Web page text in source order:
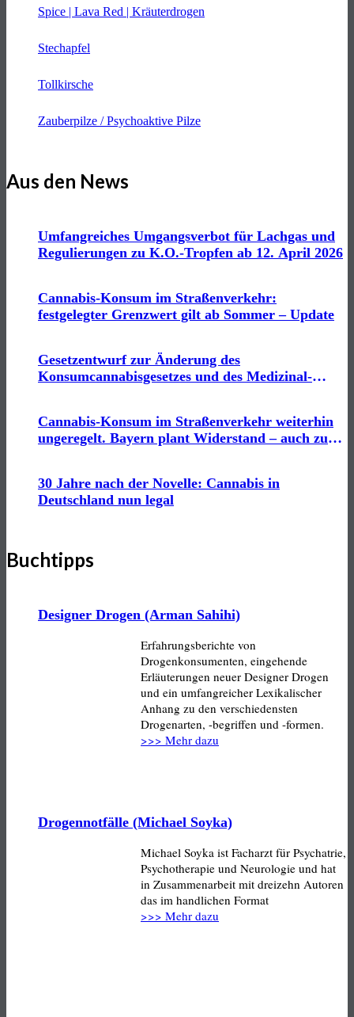
Spice | Lava Red | Kräuterdrogen
Stechapfel
Tollkirsche
Zauberpilze / Psychoaktive Pilze
Aus den News
Umfangreiches Umgangsverbot für Lachgas und
Regulierungen zu K.O.-Tropfen ab 12. April 2026
Cannabis-Konsum im Straßenverkehr:
festgelegter Grenzwert gilt ab Sommer – Update
Gesetzentwurf zur Änderung des
Konsumcannabisgesetzes und des Medizinal-
Cannabis-Konsum im Straßenverkehr weiterhin
ungeregelt. Bayern plant Widerstand – auch zum
30 Jahre nach der Novelle: Cannabis in
Deutschland nun legal
Buchtipps
Designer Drogen (Arman Sahihi)
Erfahrungsberichte von
Drogenkonsumenten, eingehende
Erläuterungen neuer Designer Drogen
und ein umfangreicher Lexikalischer
Anhang zu den verschiedensten
Drogenarten, -begriffen und -formen.
>>> Mehr dazu
Drogennotfälle (Michael Soyka)
Michael Soyka ist Facharzt für Psychatrie,
Psychotherapie und Neurologie und hat
in Zusammenarbeit mit dreizehn Autoren
das im handlichen Format
>>> Mehr dazu